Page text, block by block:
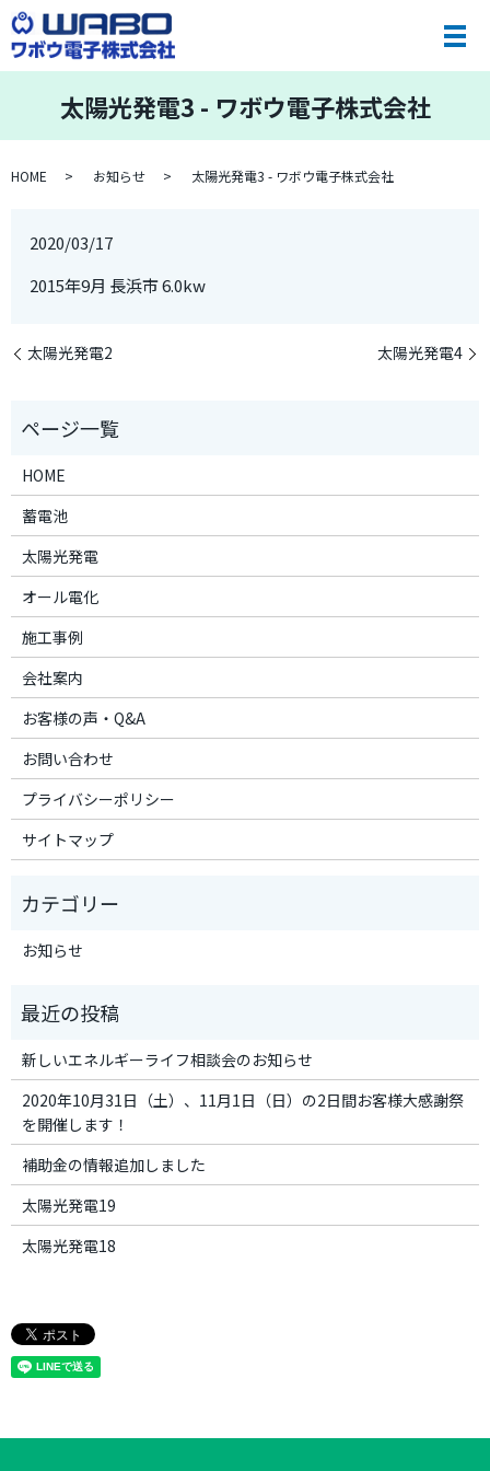
太陽光発電3 - ワボウ電子株式会社
HOME お知らせ 太陽光発電3 - ワボウ電子株式会社
2020/03/17
2015年9月 長浜市 6.0kw
太陽光発電2 太陽光発電4
HOME
蓄電池
太陽光発電
オール電化
施工事例
会社案内
お客様の声・Q&A
お問い合わせ
プライバシーポリシー
サイトマップ
お知らせ
新しいエネルギーライフ相談会のお知らせ
2020年10月31日（土）、11月1日（日）の2日間お客様大感謝祭
を開催します！
補助金の情報追加しました
太陽光発電19
太陽光発電18